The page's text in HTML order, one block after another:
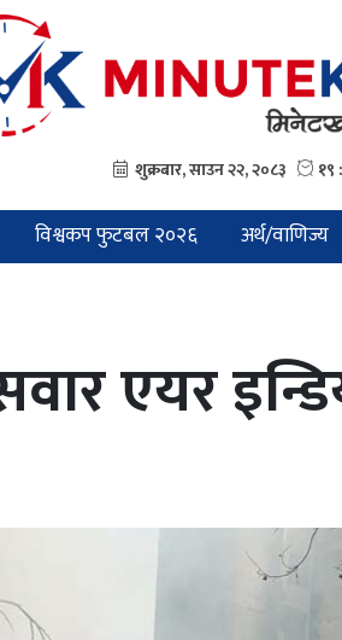
विश्वकप फुटबल २०२६ अर्थ/वाणिज्य
एयर